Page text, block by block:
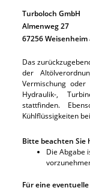
Turboloch GmbH
Almenweg 27
67256 Weisenheim
Das
der
Vermischung
Hydraulik-,
stattfinden.
Kühlflüssigkeiten
Bitte beachten Sie
Die Abgabe
Für eine